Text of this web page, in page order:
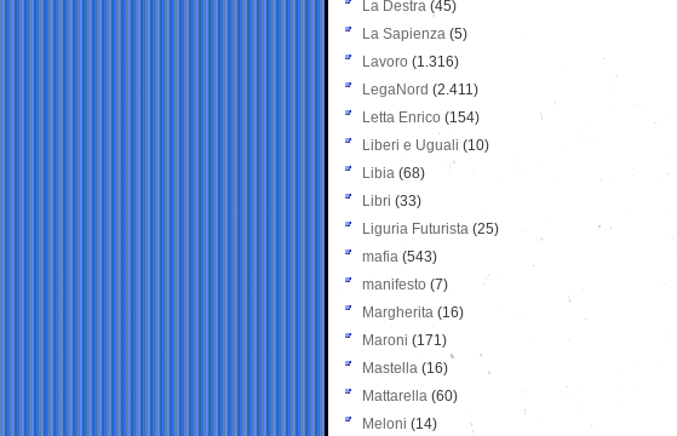
La Destra (45)
La Sapienza (5)
Lavoro (1.316)
LegaNord (2.411)
Letta Enrico (154)
Liberi e Uguali (10)
Libia (68)
Libri (33)
Liguria Futurista (25)
mafia (543)
manifesto (7)
Margherita (16)
Maroni (171)
Mastella (16)
Mattarella (60)
Meloni (14)